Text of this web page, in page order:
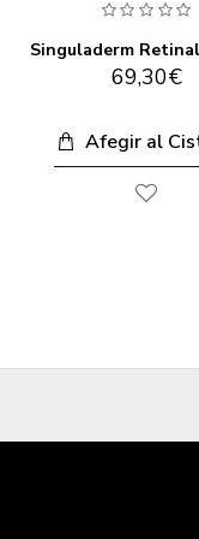
69,30€
Afegir al